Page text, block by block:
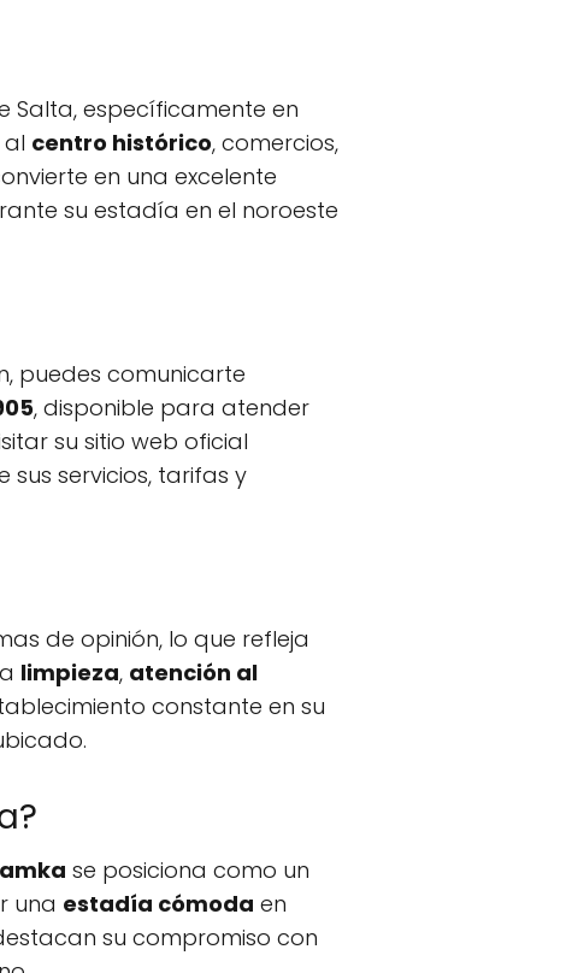
Salta, específicamente en
centro histórico, comercios,
en una excelente
su estadía en el noroeste
puedes comunicarte
, disponible para atender
su sitio web oficial
servicios, tarifas y
de opinión, lo que refleja
limpieza, atención al
constante en su
se posiciona como un
una estadía cómoda en
su compromiso con